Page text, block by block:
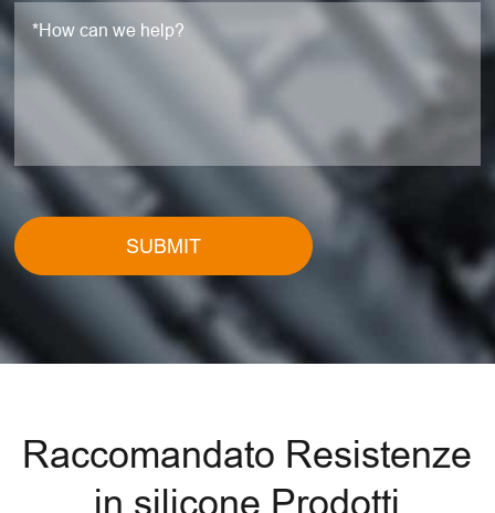
SUBMIT
Raccomandato Resistenze
in silicone Prodotti